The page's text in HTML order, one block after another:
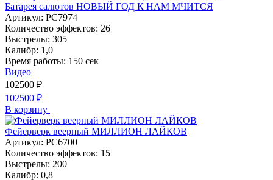
Батарея салютов НОВЫЙ ГОД К НАМ МЧИТСЯ
Артикул: РС7974
Количество эффектов: 26
Выстрелы: 305
Калибр: 1,0
Время работы: 150 сек
Видео
102500 ₽
102500 ₽
В корзину
Фейерверк веерный МИЛЛИОН ЛАЙКОВ
Артикул: РС6700
Количество эффектов: 15
Выстрелы: 200
Калибр: 0,8